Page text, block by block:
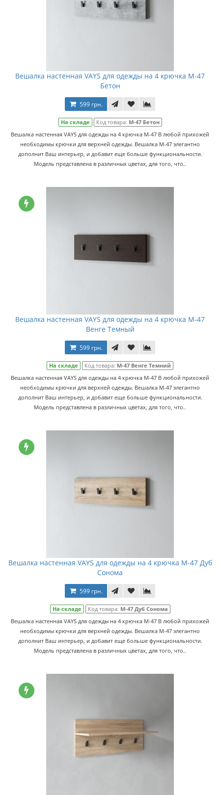
Вешалка настенная VAYS для одежды на 4 крючка M-47
Бетон
599 грн.
На складе Код товара: M-47 Бетон
Вешалка настенная VAYS для одежды на 4 крючка M-47 В любой прихожей
необходимы крючки для верхней одежды. Вешалка M-47 элегантно
дополнит Ваш интерьер, и добавит еще больше функциональности.
Модель представлена в различных цветах, для того, что..
Вешалка настенная VAYS для одежды на 4 крючка M-47
Венге Темный
599 грн.
На складе Код товара: M-47 Венге Темний
Вешалка настенная VAYS для одежды на 4 крючка M-47 В любой прихожей
необходимы крючки для верхней одежды. Вешалка M-47 элегантно
дополнит Ваш интерьер, и добавит еще больше функциональности.
Модель представлена в различных цветах, для того, что..
Вешалка настенная VAYS для одежды на 4 крючка M-47 Дуб
Сонома
599 грн.
На складе Код товара: M-47 Дуб Сонома
Вешалка настенная VAYS для одежды на 4 крючка M-47 В любой прихожей
необходимы крючки для верхней одежды. Вешалка M-47 элегантно
дополнит Ваш интерьер, и добавит еще больше функциональности.
Модель представлена в различных цветах, для того, что..